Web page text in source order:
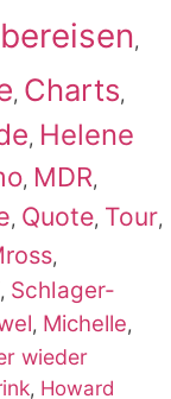
,
, Charts,
, Helene
, MDR,
, Quote, Tour,
,
, Schlager-
, Michelle,
wieder
, Howard